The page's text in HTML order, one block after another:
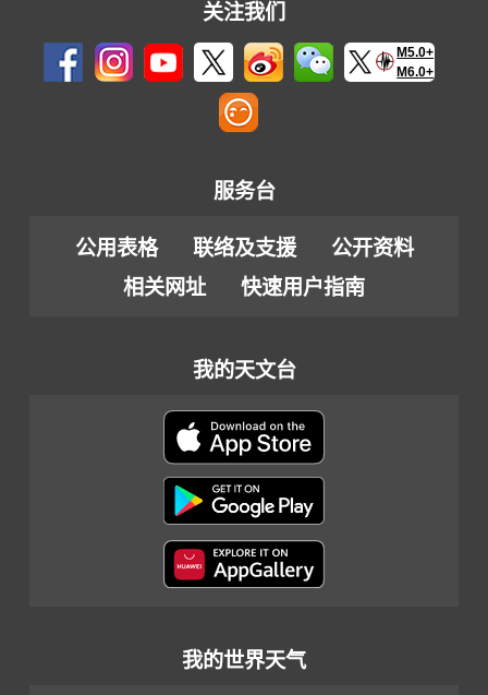
关注我们
M5.0+
M6.0+
服务台
公用表格 联络及支援
公开资料
相关网址
快速用户指南
我的天文台
我的世界天气